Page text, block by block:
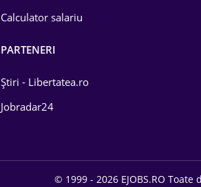
Calculator salariu
PARTENERI
Știri - Libertatea.ro
Jobradar24
© 1999 - 2026 EJOBS.RO Toate